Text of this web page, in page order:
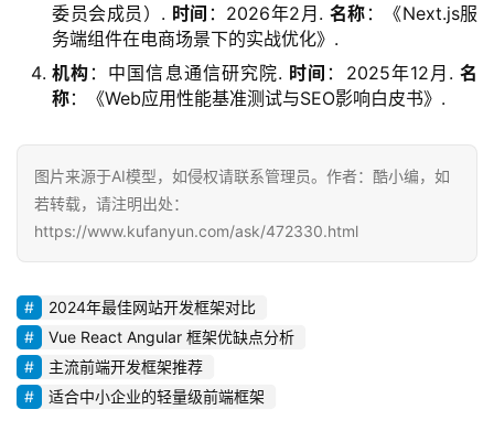
委员会成员）. 时间 ：2026年2月. 名称 ：《Next.js服
务端组件在电商场景下的实战优化》.
机构 ：中国信息通信研究院. 时间 ：2025年12月.名
称：《Web应用性能基准测试与SEO影响白皮书》.
图片来源于AI模型，如侵权请联系管理员。作者：酷小编，如
若转载，请注明出处：
https://www.kufanyun.com/ask/472330.html
2024年最佳网站开发框架对比
Vue React Angular 框架优缺点分析
主流前端开发框架推荐
适合中小企业的轻量级前端框架